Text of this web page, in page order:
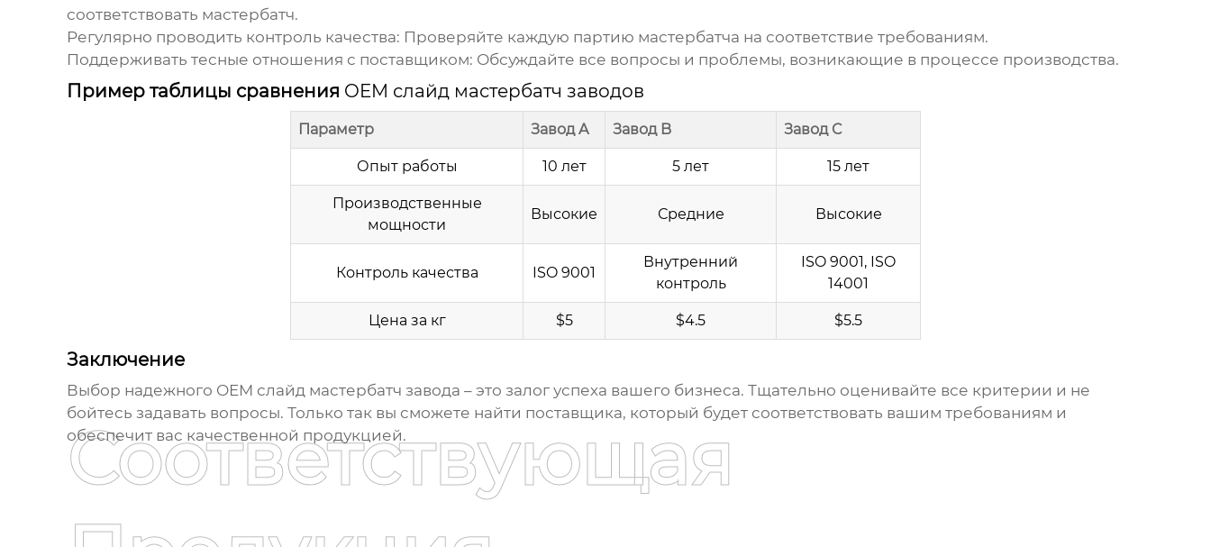
соответствовать мастербатч.
Регулярно проводить контроль качества: Проверяйте каждую партию мастербатча на соответствие требованиям.
Поддерживать тесные отношения с поставщиком: Обсуждайте все вопросы и проблемы, возникающие в процессе производства.
Пример таблицы сравнения OEM слайд мастербатч заводов
Параметр Завод A Завод B Завод C
Опыт работы 10 лет 5 лет 15 лет
Производственные
мощности
Высокие Средние Высокие
Контроль качества ISO 9001
Внутренний
контроль
ISO 9001, ISO
14001
Цена за кг $5 $4.5 $5.5
Заключение
Выбор надежного OEM слайд мастербатч завода – это залог успеха вашего бизнеса. Тщательно оценивайте все критерии и не
бойтесь задавать вопросы. Только так вы сможете найти поставщика, который будет соответствовать вашим требованиям и
обеспечит вас качественной продукцией.
Соответствующая